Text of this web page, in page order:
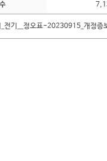
_전기__정오표-20230915_개정증